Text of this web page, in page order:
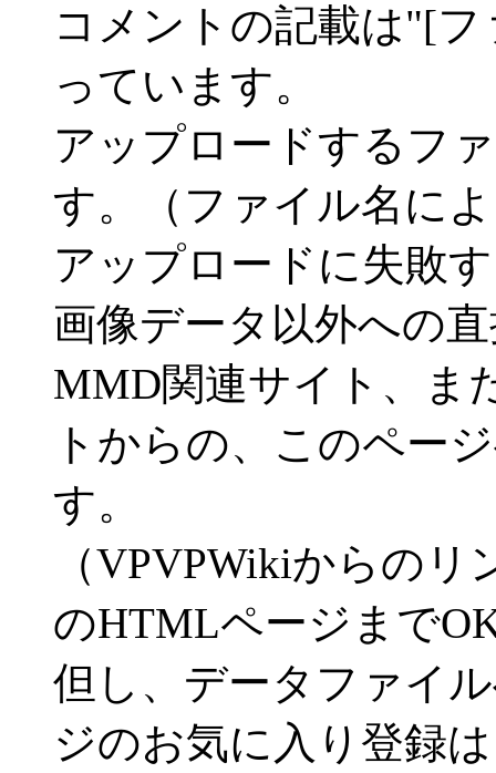
コメントの記載は"[
っています。
アップロードするフ
す。（ファイル名に
アップロードに失敗
画像データ以外への
MMD関連サイト、ま
トからの、このペー
す。
（VPVPWikiからの
のHTMLページまで
但し、データファイ
ジのお気に入り登録